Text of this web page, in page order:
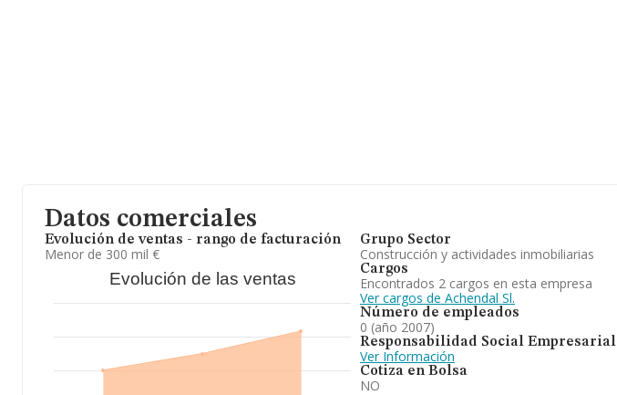
Datos comerciales
Evolución de ventas - rango de facturación
Menor de 300 mil €
Evolución de las ventas
Grupo Sector
Construcción y actividades inmobiliarias
Cargos
Encontrados 2 cargos en esta empresa
Ver cargos de Achendal Sl.
Número de empleados
0 (año 2007)
Responsabilidad Social Empresarial
Ver Información
Cotiza en Bolsa
NO